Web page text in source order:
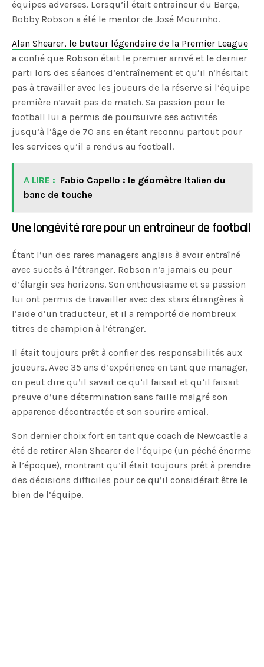
équipes adverses. Lorsqu’il était entraineur du Barça,
Bobby Robson a été le mentor de José Mourinho.
Alan Shearer, le buteur légendaire de la Premier League
a confié que Robson était le premier arrivé et le dernier
parti lors des séances d’entraînement et qu’il n’hésitait
pas à travailler avec les joueurs de la réserve si l’équipe
première n’avait pas de match. Sa passion pour le
football lui a permis de poursuivre ses activités
jusqu’à l’âge de 70 ans en étant reconnu partout pour
les services qu’il a rendus au football.
A LIRE : Fabio Capello : le géomètre Italien du
banc de touche
Une longévité rare pour un entraineur de football
Étant l’un des rares managers anglais à avoir entraîné
avec succès à l’étranger, Robson n’a jamais eu peur
d’élargir ses horizons. Son enthousiasme et sa passion
lui ont permis de travailler avec des stars étrangères à
l’aide d’un traducteur, et il a remporté de nombreux
titres de champion à l’étranger.
Il était toujours prêt à confier des responsabilités aux
joueurs. Avec 35 ans d’expérience en tant que manager,
on peut dire qu’il savait ce qu’il faisait et qu’il faisait
preuve d’une détermination sans faille malgré son
apparence décontractée et son sourire amical.
Son dernier choix fort en tant que coach de Newcastle a
été de retirer Alan Shearer de l’équipe (un péché énorme
à l’époque), montrant qu’il était toujours prêt à prendre
des décisions difficiles pour ce qu’il considérait être le
bien de l’équipe.